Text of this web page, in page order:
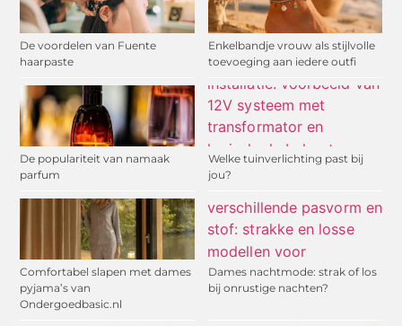
De voordelen van Fuente
haarpaste
Enkelbandje vrouw als stijlvolle
toevoeging aan iedere outfi
De populariteit van namaak
parfum
Welke tuinverlichting past bij
jou?
Comfortabel slapen met dames
pyjama’s van
Ondergoedbasic.nl
Dames nachtmode: strak of los
bij onrustige nachten?